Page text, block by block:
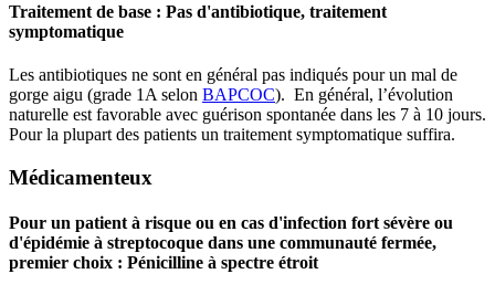
Traitement de base : Pas d'antibiotique, traitement
symptomatique
Les antibiotiques ne sont en général pas indiqués pour un mal de
gorge aigu (grade 1A selon BAPCOC). En général, l’évolution
naturelle est favorable avec guérison spontanée dans les 7 à 10 jours.
Pour la plupart des patients un traitement symptomatique suffira.
Médicamenteux
Pour un patient à risque ou en cas d'infection fort sévère ou
d'épidémie à streptocoque dans une communauté fermée,
premier choix : Pénicilline à spectre étroit